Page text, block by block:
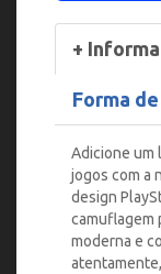
+
Forma
Adicione um
jogos com a
design
camuflagem
moderna e